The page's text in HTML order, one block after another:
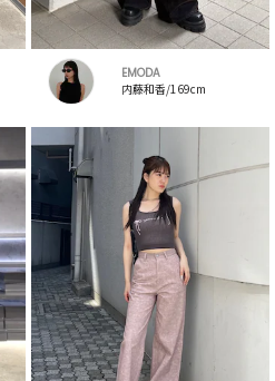
EMODA
内藤和香/169cm